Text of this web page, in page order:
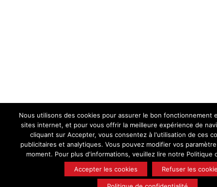
Nous utilisons des cookies pour assurer le bon fonctionnement
sites internet, et pour vous offrir la meilleure expérience de
cliquant sur Accepter, vous consentez à l'utilisation de ces
publicitaires et analytiques. Vous pouvez modifier vos
moment. Pour plus d'informations, veuillez lire notre Politique
Accepter les cookies
Refuser les